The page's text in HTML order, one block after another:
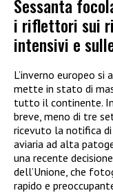
Sessanta
i riflettori sui
intensivi e
L’inverno europeo
mette in stato di
tutto il continente.
breve, meno di tre
ricevuto la notifica
aviaria ad alta
una recente
dell’Unione, che
rapido e